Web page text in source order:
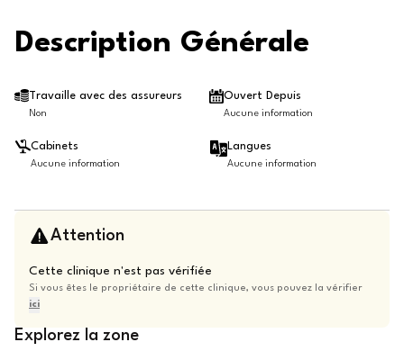
Description Générale
Travaille avec des assureurs
Non
Ouvert Depuis
Aucune information
Cabinets
Aucune information
Langues
Aucune information
Attention
Cette clinique n'est pas vérifiée
Si vous êtes le propriétaire de cette clinique, vous pouvez la vérifier
ici
Explorez la zone